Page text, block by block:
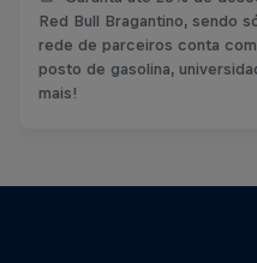
© Red Bull Bragantino
Gil Baiano Lateral-direito
© Red Bull Bragantino
Vanderlei Luxemburgo
Biro Biro Lateral-esquerdo
Red Bull Bragantino, sendo
rede de parceiros conta
posto de gasolina,
mais!